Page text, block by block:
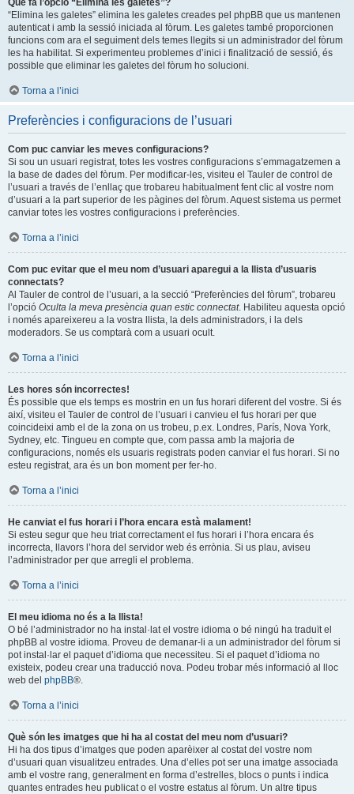
Què fa l’opció “Elimina les galetes”?
“Elimina les galetes” elimina les galetes creades pel phpBB que us mantenen
autenticat i amb la sessió iniciada al fòrum. Les galetes també proporcionen
funcions com ara el seguiment dels temes llegits si un administrador del fòrum
les ha habilitat. Si experimenteu problemes d’inici i finalització de sessió, és
possible que eliminar les galetes del fòrum ho solucioni.
Torna a l’inici
Preferències i configuracions de l’usuari
Com puc canviar les meves configuracions?
Si sou un usuari registrat, totes les vostres configuracions s’emmagatzemen a
la base de dades del fòrum. Per modificar-les, visiteu el Tauler de control de
l’usuari a través de l’enllaç que trobareu habitualment fent clic al vostre nom
d’usuari a la part superior de les pàgines del fòrum. Aquest sistema us permet
canviar totes les vostres configuracions i preferències.
Torna a l’inici
Com puc evitar que el meu nom d’usuari aparegui a la llista d’usuaris
connectats?
Al Tauler de control de l’usuari, a la secció “Preferències del fòrum”, trobareu
l’opció Oculta la meva presència quan estic connectat. Habiliteu aquesta opció
i només apareixereu a la vostra llista, la dels administradors, i la dels
moderadors. Se us comptarà com a usuari ocult.
Torna a l’inici
Les hores són incorrectes!
És possible que els temps es mostrin en un fus horari diferent del vostre. Si és
així, visiteu el Tauler de control de l’usuari i canvieu el fus horari per que
coincideixi amb el de la zona on us trobeu, p.ex. Londres, París, Nova York,
Sydney, etc. Tingueu en compte que, com passa amb la majoria de
configuracions, només els usuaris registrats poden canviar el fus horari. Si no
esteu registrat, ara és un bon moment per fer-ho.
Torna a l’inici
He canviat el fus horari i l’hora encara està malament!
Si esteu segur que heu triat correctament el fus horari i l’hora encara és
incorrecta, llavors l’hora del servidor web és errònia. Si us plau, aviseu
l’administrador per que arregli el problema.
Torna a l’inici
El meu idioma no és a la llista!
O bé l’administrador no ha instal·lat el vostre idioma o bé ningú ha traduït el
phpBB al vostre idioma. Proveu de demanar-li a un administrador del fòrum si
pot instal·lar el paquet d’idioma que necessiteu. Si el paquet d’idioma no
existeix, podeu crear una traducció nova. Podeu trobar més informació al lloc
web del phpBB®.
Torna a l’inici
Què són les imatges que hi ha al costat del meu nom d’usuari?
Hi ha dos tipus d’imatges que poden aparèixer al costat del vostre nom
d’usuari quan visualitzeu entrades. Una d’elles pot ser una imatge associada
amb el vostre rang, generalment en forma d’estrelles, blocs o punts i indica
quantes entrades heu publicat o el vostre estatus al fòrum. Un altre tipus